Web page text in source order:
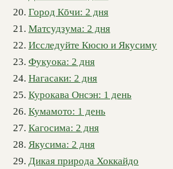
Город Кōчи: 2 дня
Матсудзума: 2 дня
Исследуйте Кюсю и Якусиму
Фукуока: 2 дня
Нагасаки: 2 дня
Курокава Онсэн: 1 день
Кумамото: 1 день
Кагосима: 2 дня
Якусима: 2 дня
Дикая природа Хоккайдо